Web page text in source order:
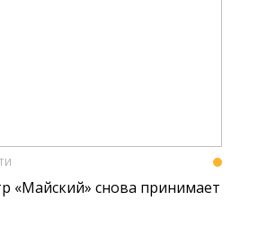
«Майский» снова принимает